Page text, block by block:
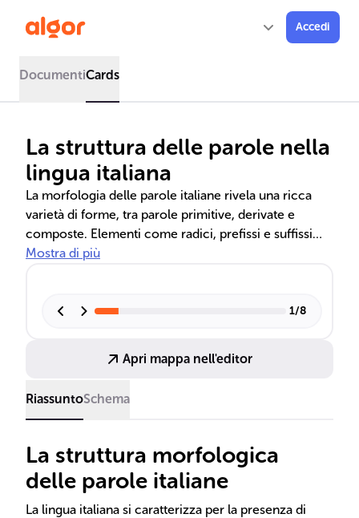
Accedi
DocumentiCards
La struttura delle parole nella
lingua italiana
La morfologia delle parole italiane rivela una ricca
varietà di forme, tra parole primitive, derivate e
composte. Elementi come radici, prefissi e suffissi
giocano un ruolo cruciale nella formazione del
comprensione di questi meccanismi è essenziale per
Mostra di più
1/8
Apri mappa nell'editor
RiassuntoSchema
La struttura morfologica
delle parole italiane
La lingua italiana si caratterizza per la presenza di